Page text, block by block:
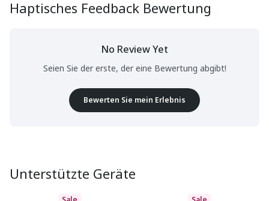
Haptisches Feedback Bewertung
No Review Yet
Seien Sie der erste, der eine Bewertung abgibt!
Bewerten Sie mein Erlebnis
Unterstützte Geräte